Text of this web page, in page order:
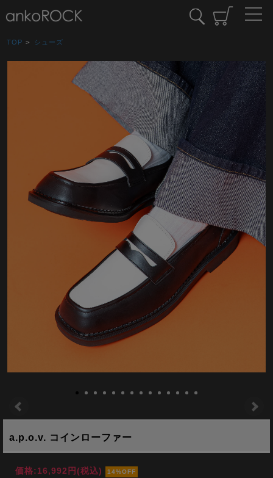
TOP > シューズ
a.p.o.v. コインローファー
価格:16,992円(税込) 14%OFF